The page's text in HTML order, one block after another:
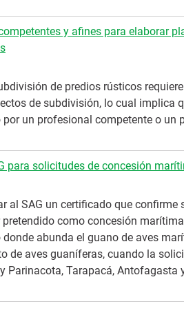
y afines para elaborar
de predios rústicos
de subdivisión, lo cual implica
un profesional competente o un
para solicitudes de concesión
al SAG un certificado que confirme
pretendido como concesión
abunda el guano de aves
de aves guaníferas, cuando la
Parinacota, Tarapacá, Antofagasta